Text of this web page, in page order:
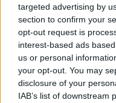
targeted advertising by
section to confirm your
opt-out request is
interest-based ads
us or personal
your opt-out. You may
disclosure of your
IAB’s list of downstream
lēnām žāvēties. Pēc
ar visu papīru sagriež
papīru noņem.
labi garšo.